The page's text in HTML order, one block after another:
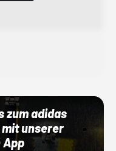
zum adidas
mit unserer
App